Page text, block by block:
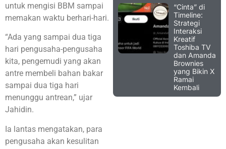
untuk mengisi BBM sampai
memakan waktu berhari-hari.
“Ada yang sampai dua tiga
hari pengusaha-pengusaha
kita, pengemudi yang akan
antre membeli bahan bakar
sampai dua tiga hari
menunggu antrean,” ujar
Jahidin.
Ia lantas mengatakan, para
pengusaha akan kesulitan
“Cinta” di
Timeline:
Strategi
Interaksi
Kreatif
Toshiba TV
dan Amanda
Brownies
yang Bikin X
Ramai
Kembali